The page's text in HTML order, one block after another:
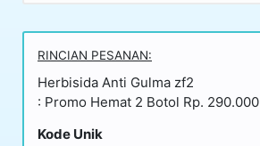
RINCIAN PESANAN:
Herbisida Anti Gulma zf2
: Promo Hemat 2 Botol Rp. 290.000
Kode Unik